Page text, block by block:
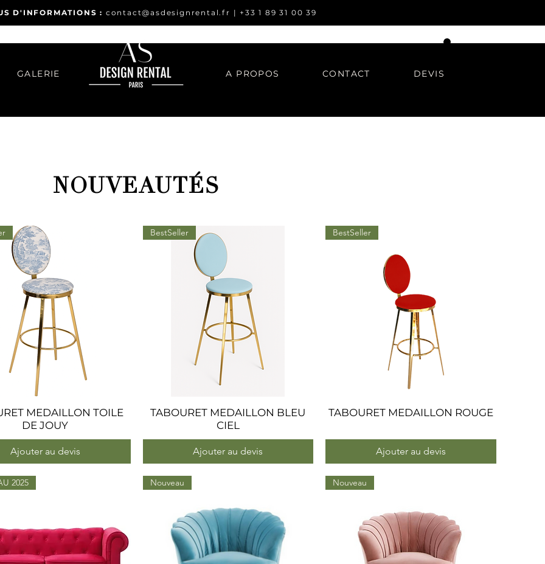
D'INFORMATIONS : contact@asdesignrental.fr | +33 1 89 31 00 39
GALERIE A PROPOS CONTACT DEVIS
NOUVEAUTÉS
Aperçu rapide
MEDAILLON TOILE
DE JOUY
Ajouter au devis
Aperçu rapide
BestSeller
TABOURET MEDAILLON BLEU
CIEL
Ajouter au devis
Aperçu rapide
BestSeller
TABOURET MEDAILLON ROUGE
Ajouter au devis
2025 Nouveau Nouveau